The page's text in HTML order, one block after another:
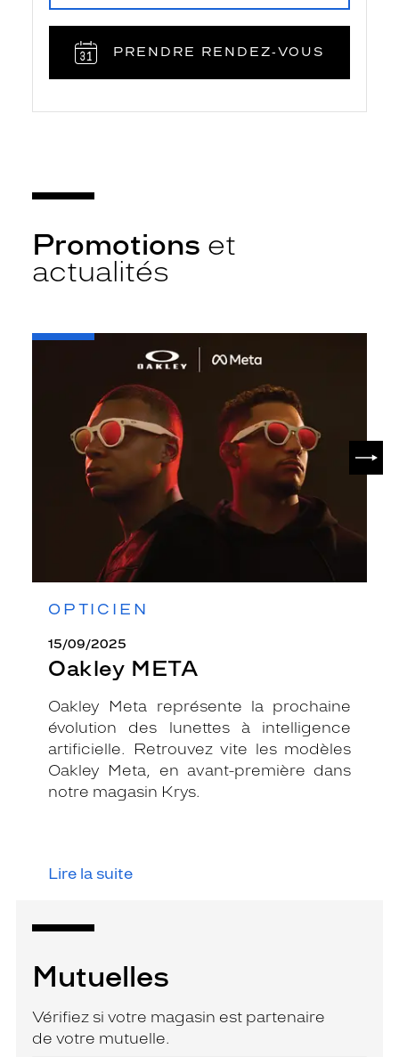
PRENDRE RENDEZ‑VOUS
Promotions et
actualités
OPTICIEN
15/09/2025
Oakley META
Oakley Meta représente la prochaine
évolution des lunettes à intelligence
artificielle. Retrouvez vite les modèles
Oakley Meta, en avant-première dans
notre magasin Krys.
Lire la suite
-
Mutuelles
Vérifiez si votre magasin est partenaire
de votre mutuelle.